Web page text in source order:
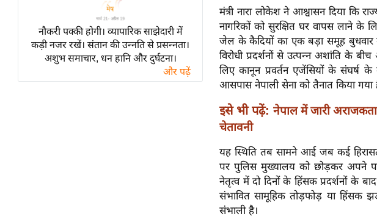
त्योहार
राशिफल
विशेष
विश्लेषण
नौकरी पक्की होगी। व्यापारिक साझेदारी में
कड़ी नजर रखें। संतान की उन्नति से प्रसन्नता।
अशुभ समाचार, धन हानि और दुर्घटना।
और पढ़ें
मंत्री नारा लोकेश ने आश्वासन दिया कि
नागरिकों को सुरक्षित घर वापस लाने के
जेल के कैदियों का एक बड़ा समूह बुधवार
विरोधी प्रदर्शनों से उत्पन्न अशांति के
लिए कानून प्रवर्तन एजेंसियों के
आसपास नेपाली सेना को तैनात किया गया
इसे भी पढ़ें: नेपाल में जारी
चेतावनी
यह स्थिति तब सामने आई जब कई
पर पुलिस मुख्यालय को छोड़कर अपने
नेतृत्व में दो दिनों के हिंसक प्रदर्शनों के
संभावित सामूहिक तोड़फोड़ या हिंसक
संभाली है।